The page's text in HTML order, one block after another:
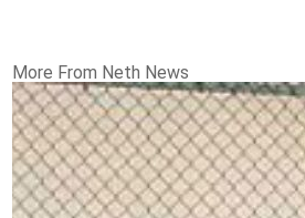
More From Neth News